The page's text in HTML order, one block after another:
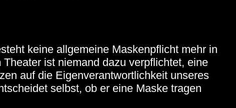
keine allgemeine Maskenpflicht mehr in
ist niemand dazu verpflichtet, eine
auf die Eigenverantwortlichkeit unseres
selbst, ob er eine Maske tragen